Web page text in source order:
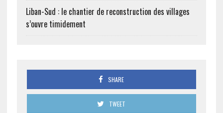
Liban-Sud : le chantier de reconstruction des villages
s’ouvre timidement
SHARE
TWEET